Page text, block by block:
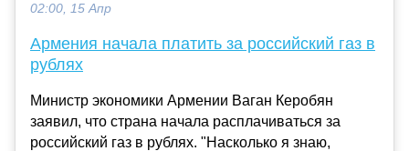
02:00, 15 Апр
Армения начала платить за российский газ в
рублях
Министр экономики Армении Ваган Керобян
заявил, что страна начала расплачиваться за
российский газ в рублях. "Насколько я знаю,